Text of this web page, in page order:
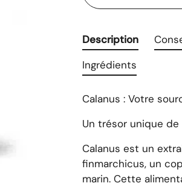
Description
Calanus : Votre
Un trésor unique
Calanus est un
finmarchicus, un
marin. Cette
Ingrédients